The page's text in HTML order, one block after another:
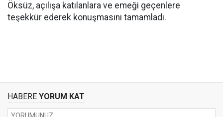
Öksüz, açılışa katılanlara ve emeği geçenlere
teşekkür ederek konuşmasını tamamladı.
HABERE YORUM KAT